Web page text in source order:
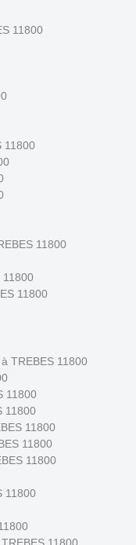
11800
11800
11800
11800
11800
TREBES 11800
11800
11800
11800
11800
11800
11800
11800